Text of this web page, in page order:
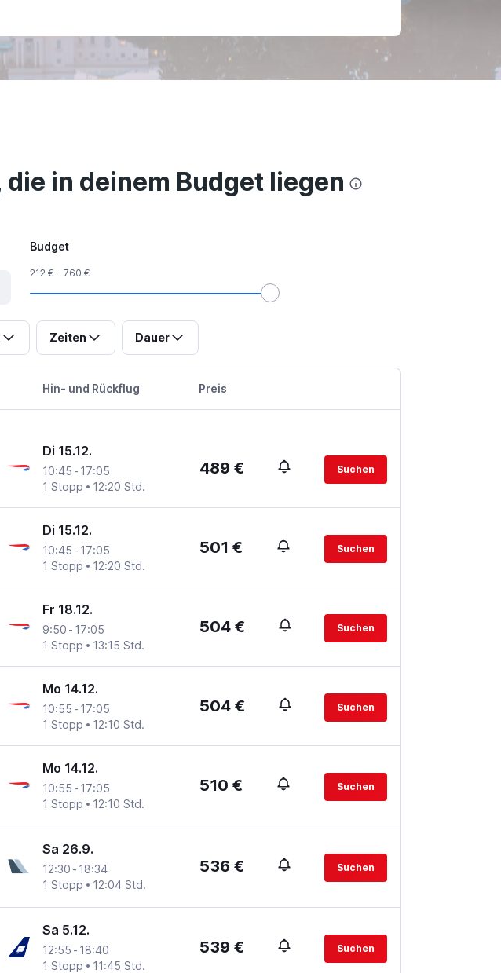
in deinem Budget liegen
Budget
212 € - 760 €
Zeiten Dauer
Hin- und Rückflug Preis
Di 15.12.
10:45 - 17:05
1 Stopp
12:20 Std.
489 € Suchen
Di 15.12.
10:45 - 17:05
1 Stopp
12:20 Std.
501 € Suchen
Fr 18.12.
9:50 - 17:05
1 Stopp
13:15 Std.
504 € Suchen
Mo 14.12.
10:55 - 17:05
1 Stopp
12:10 Std.
504 € Suchen
Mo 14.12.
10:55 - 17:05
1 Stopp
12:10 Std.
510 € Suchen
Sa 26.9.
12:30 - 18:34
1 Stopp
12:04 Std.
536 € Suchen
Sa 5.12.
12:55 - 18:40
1 Stopp
11:45 Std.
539 € Suchen